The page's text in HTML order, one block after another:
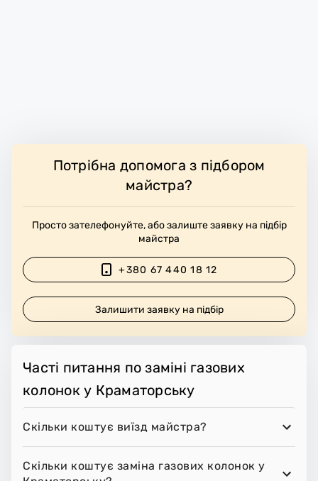
Потрібна допомога з підбором
майстра?
Просто зателефонуйте, або залиште заявку на підбір
майстра
+380 67 440 18 12
Залишити заявку на підбір
Часті питання по заміні газових
колонок у Краматорську
Скільки коштує виїзд майстра?
Скільки коштує заміна газових колонок у